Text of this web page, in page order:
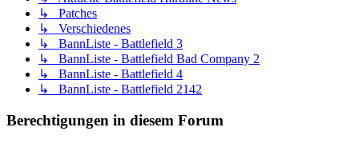
↳ Patches
↳ Verschiedenes
↳ BannListe - Battlefield 3
↳ BannListe - Battlefield Bad Company 2
↳ BannListe - Battlefield 4
↳ BannListe - Battlefield 2142
Berechtigungen in diesem Forum